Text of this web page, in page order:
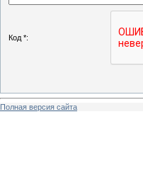
Код *:
Полная версия сайта